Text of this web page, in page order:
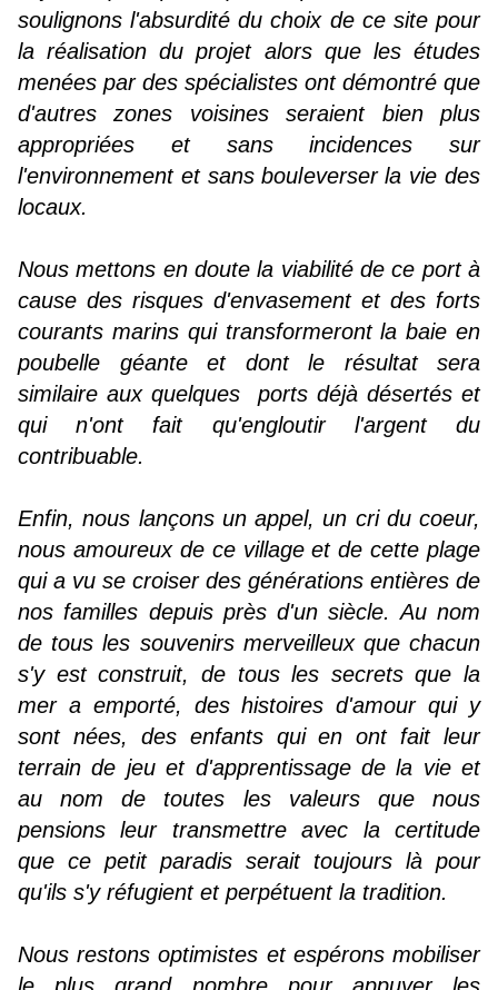
soulignons l'absurdité du choix de ce site pour
la réalisation du projet alors que les études
menées par des spécialistes ont démontré que
d'autres zones voisines seraient bien plus
appropriées et sans incidences sur
l'environnement et sans bouleverser la vie des
locaux.
Nous mettons en doute la viabilité de ce port à
cause des risques d'envasement et des forts
courants marins qui transformeront la baie en
poubelle géante et dont le résultat sera
similaire aux quelques ports déjà désertés et
qui n'ont fait qu'engloutir l'argent du
contribuable.
Enfin, nous lançons un appel, un cri du coeur,
nous amoureux de ce village et de cette plage
qui a vu se croiser des générations entières de
nos familles depuis près d'un siècle. Au nom
de tous les souvenirs merveilleux que chacun
s'y est construit, de tous les secrets que la
mer a emporté, des histoires d'amour qui y
sont nées, des enfants qui en ont fait leur
terrain de jeu et d'apprentissage de la vie et
au nom de toutes les valeurs que nous
pensions leur transmettre avec la certitude
que ce petit paradis serait toujours là pour
qu'ils s'y réfugient et perpétuent la tradition.
Nous restons optimistes et espérons mobiliser